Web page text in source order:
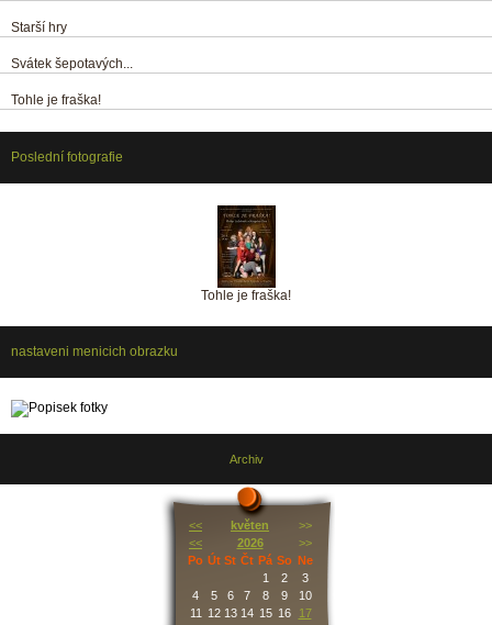
Starší hry
Svátek šepotavých...
Tohle je fraška!
Poslední fotografie
Tohle je fraška!
nastaveni menicich obrazku
Archiv
<< květen
>>
<<
2026
>>
Po Út St Čt Pá So Ne
1
2
3
4
5 6 7 8 9
10
11
12 13 14 15 16
17